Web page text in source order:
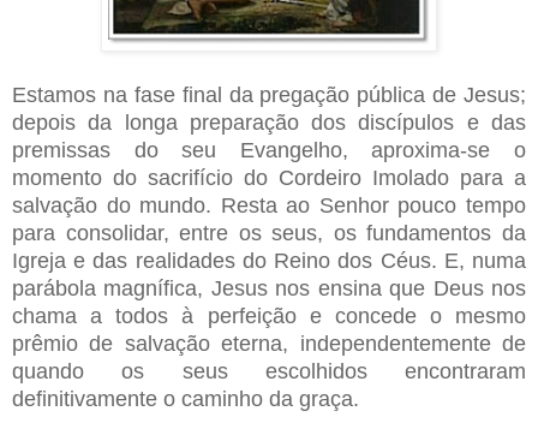
Estamos na fase final da pregação pública de Jesus;
depois da longa preparação dos discípulos e das
premissas do seu Evangelho, aproxima-se o
momento do sacrifício do Cordeiro Imolado para a
salvação do mundo. Resta ao Senhor pouco tempo
para consolidar, entre os seus, os fundamentos da
Igreja e das realidades do Reino dos Céus. E, numa
parábola magnífica, Jesus nos ensina que Deus nos
chama a todos à perfeição e concede o mesmo
prêmio de salvação eterna, independentemente de
quando os seus escolhidos encontraram
definitivamente o caminho da graça.